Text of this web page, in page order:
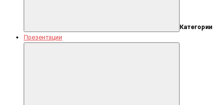
Категории
Презентации